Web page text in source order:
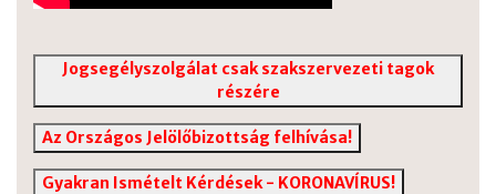
Jogsegélyszolgálat csak szakszervezeti tagok
részére
Az Országos Jelölőbizottság felhívása!
Gyakran Ismételt Kérdések - KORONAVÍRUS!